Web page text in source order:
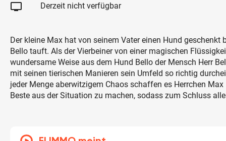
tv Derzeit nicht verfügbar
Der kleine Max hat von seinem Vater einen Hund geschenkt
Bello tauft. Als der Vierbeiner von einer magischen
wundersame Weise aus dem Hund Bello der Mensch Herr
mit seinen tierischen Manieren sein Umfeld so richtig
jeder Menge aberwitzigem Chaos schaffen es Herrchen
Beste aus der Situation zu machen, sodass zum Schluss